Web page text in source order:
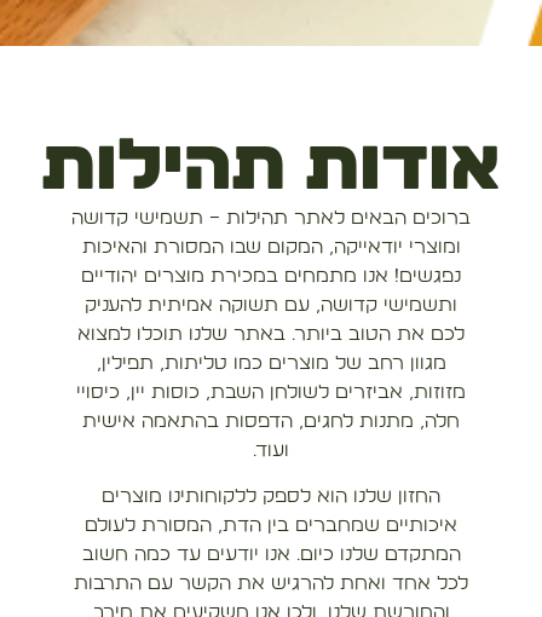
אודות תהילות
ברוכים הבאים לאתר תהילות – תשמישי קדושה
ומוצרי יודאייקה, המקום שבו המסורת והאיכות
נפגשים! אנו מתמחים במכירת מוצרים יהודיים
ותשמישי קדושה, עם תשוקה אמיתית להעניק
לכם את הטוב ביותר. באתר שלנו תוכלו למצוא
מגוון רחב של מוצרים כמו טליתות, תפילין,
מזוזות, אביזרים לשולחן השבת, כוסות יין, כיסויי
חלה, מתנות לחגים, הדפסות בהתאמה אישית
ועוד.
החזון שלנו הוא לספק ללקוחותינו מוצרים
איכותיים שמחברים בין הדת, המסורת לעולם
המתקדם שלנו כיום. אנו יודעים עד כמה חשוב
לכל אחד ואחת להרגיש את הקשר עם התרבות
והמורשת שלנו, ולכן אנו משקיעים את מירב